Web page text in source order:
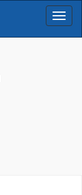
Menu